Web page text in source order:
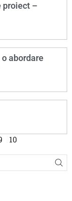
proiect –
abordare
10